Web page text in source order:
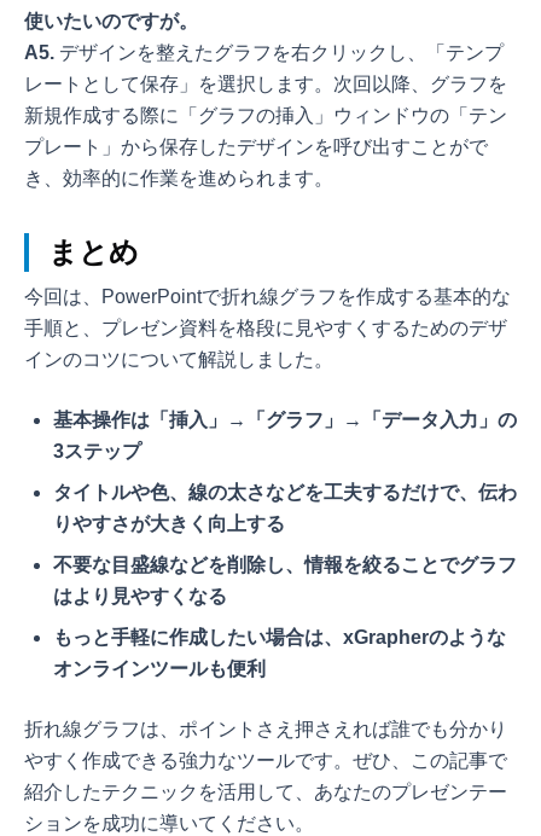
使いたいのですが。
A5. デザインを整えたグラフを右クリックし、「テンプ
レートとして保存」を選択します。次回以降、グラフを
新規作成する際に「グラフの挿入」ウィンドウの「テン
プレート」から保存したデザインを呼び出すことがで
き、効率的に作業を進められます。
まとめ
今回は、PowerPointで折れ線グラフを作成する基本的な
手順と、プレゼン資料を格段に見やすくするためのデザ
インのコツについて解説しました。
基本操作は「挿入」→「グラフ」→「データ入力」の
3ステップ
タイトルや色、線の太さなどを工夫するだけで、伝わ
りやすさが大きく向上する
不要な目盛線などを削除し、情報を絞ることでグラフ
はより見やすくなる
もっと手軽に作成したい場合は、xGrapherのような
オンラインツールも便利
折れ線グラフは、ポイントさえ押さえれば誰でも分かり
やすく作成できる強力なツールです。ぜひ、この記事で
紹介したテクニックを活用して、あなたのプレゼンテー
ションを成功に導いてください。